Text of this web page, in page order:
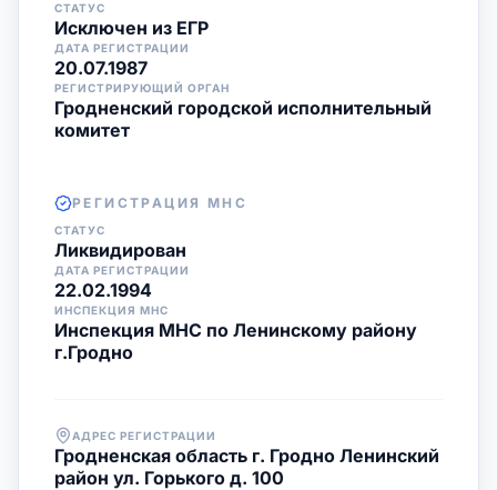
СТАТУС
Исключен из ЕГР
ДАТА РЕГИСТРАЦИИ
20.07.1987
РЕГИСТРИРУЮЩИЙ ОРГАН
Гродненский городской исполнительный
комитет
РЕГИСТРАЦИЯ МНС
СТАТУС
Ликвидирован
ДАТА РЕГИСТРАЦИИ
22.02.1994
ИНСПЕКЦИЯ МНС
Инспекция МНС по Ленинскому району
г.Гродно
АДРЕС РЕГИСТРАЦИИ
Гродненская область г. Гродно Ленинский
район ул. Горького д. 100